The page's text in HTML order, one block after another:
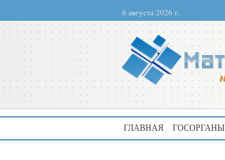
6 августа 2026 г.
ГЛАВНАЯ ГОСОРГАНЫ